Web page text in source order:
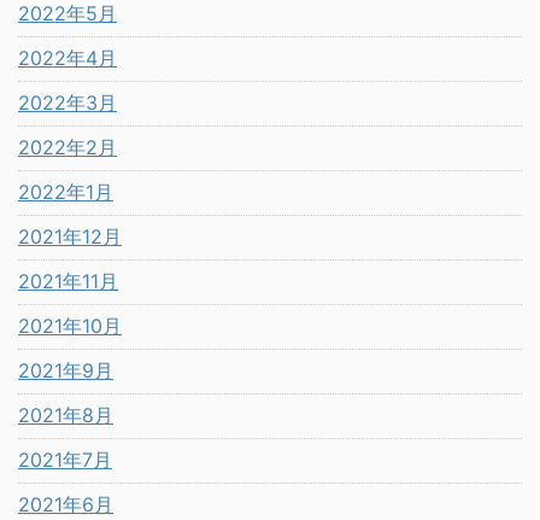
2022年5月
2022年4月
2022年3月
2022年2月
2022年1月
2021年12月
2021年11月
2021年10月
2021年9月
2021年8月
2021年7月
2021年6月